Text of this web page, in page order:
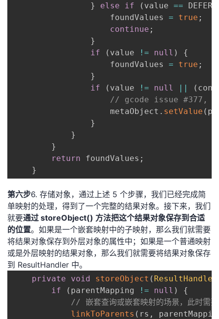
}
else if ( value ==
                    foundValues
= true ;
continue ;
}
if
( value != null )
{
                    foundValues
= true ;
}
if
( value != null || (
// gcode issue
                    metaObject
. setValue (
}
}
}
return foundValues ;
}
第六步6. 存储对象，通过上述 5 个步骤，我们已经完成简
单映射的处理，得到了一个完整的结果对象。接下来，我们
就要通过 storeObject() 方法把这个结果对象保存到合适
的位置。如果是一个嵌套映射中的子映射，那么我们就需要
将结果对象保存到外层对象的属性中；如果是一个普通映射
或是外层映射的结果对象，那么我们就需要将结果对象保存
到 ResultHandler 中。
private void storeObject ( ResultHandler
if
( parentMapping != null )
{
// 嵌套查询或嵌套映射的场景，此时需
linkToParents ( rs ,